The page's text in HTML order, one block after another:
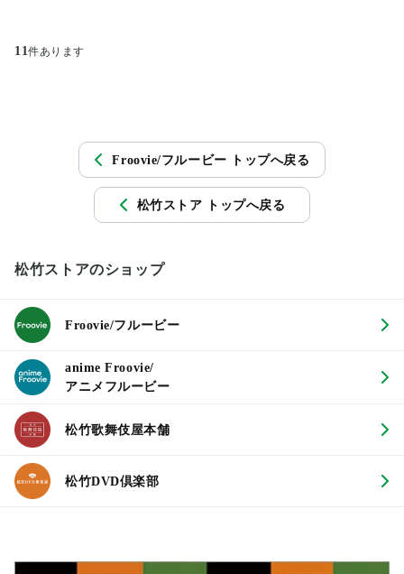
11件あります
Froovie/フルービー トップへ戻る
松竹ストア トップへ戻る
松竹ストアのショップ
Froovie/フルービー
anime Froovie/
アニメフルービー
松竹歌舞伎屋本舗
松竹DVD倶楽部